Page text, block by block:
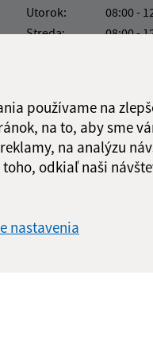
používame na
na to, aby sme
na analýzu
odkiaľ naši
nastavenia
Utorok:
08:00 -
Streda:
08:00 -
Obedňajšia